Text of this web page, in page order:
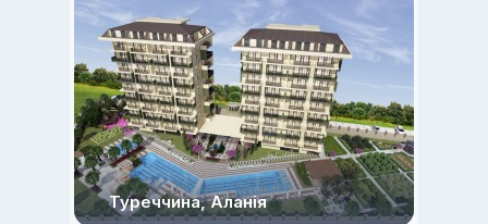
Туреччина, Аланія